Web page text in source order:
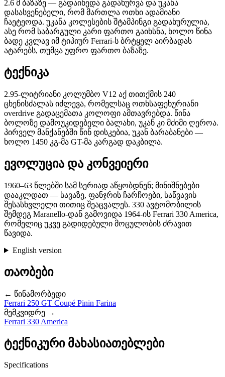
2.6 მ ბაზაზე — გადაიხედა გადახურვა და უკანა
დასასვენებელი, რომ მართლა ოთხი ადამიანი
ჩაეტეოდა. უკანა კოლესების შტამპინგი გადახურულია,
ასე რომ საბარგული კარი ფართო გაიხსნა, ხოლო წინა
ბადე კვლავ იმ ტიპიურ Ferrari-ს ბრტყელ აირბადას
ატარებს, თუმცა უფრო ფართო ბაზაზე.
ტექნიკა
2.95-ლიტრიანი კოლუმბო V12 აქ თითქმის 240
ცხენისძალას იძლევა, რომელსაც ოთხსაფეხურიანი
overdrive გადაცემათა კოლოფი ამთავრებდა. წინა
ბოლოზე დამოუკიდებელი ბალახი, უკან კი მძიმი ღეროა.
პირველ მანქანებში წინ დისკებია, უკან ბარაბანები —
ხოლო 1450 კგ-მა GT-მა კარგად დაკბილა.
ევოლუცია და კონვეიერი
1960–63 წლებში სამ სერიად აწყობდნენ; მინიშნებები
დააკლდათ — სავაზე, ფანჯრის ჩარჩოები, საწვავის
შესასხვლელი თითიც შეაცვალეს. 330 ავტომობილის
შემდეგ Maranello-დან გამოვიდა 1964-ის Ferrari 330 America,
რომელიც უკვე გადიდებული მოცულობის ძრავით
წავიდა.
English version
თაობები
← წინამორბედი
Ferrari 250 GT Coupé Pinin Farina
მემკვიდრე →
Ferrari 330 America
ტექნიკური მახასიათებლები
Specifications